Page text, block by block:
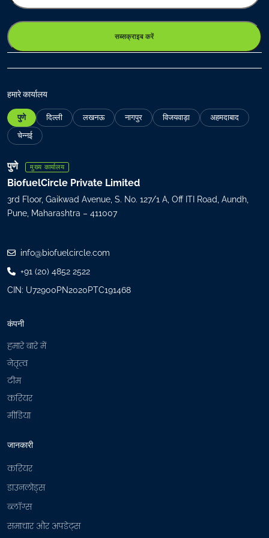
r
y
r
m
a
l
(
e
q
i
e
d
हमारे कार्यालय
पुणे दिल्ली लखनऊ नागपुर विजयवाड़ा
अहमदाबाद
चेन्नई
पुणे मुख्य कार्यालय
BiofuelCircle Private Limited
3rd Floor, Gaikwad Avenue, S. No. 127/1 A, Off ITI Road, Aundh,
Pune, Maharashtra – 411007
info@biofuelcircle.com
+91 (20) 4852 2522
CIN: U72900PN2020PTC191468
कंपनी
हमारे बारे में
नेतृत्व
टीम
करियर
मीडिया
जानकारी
करियर
डाउनलोड्स
ब्लॉग्स
समाचार और अपडेट्स